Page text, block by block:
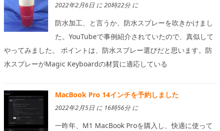
2022年2月6日 に 20時22分 に
防水加工、と言うか、防水スプレーを吹きかけまし
た。YouTubeで事例紹介されていたので、真似して
やってみました。 ポイントは、防水スプレー選びだと思います。防
水スプレーがMagic Keyboardの材質に適応している
MacBook Pro 14インチを予約しました
2022年2月5日 に 16時56分 に
一昨年、M1 MacBook Proを購入し、快適に使って